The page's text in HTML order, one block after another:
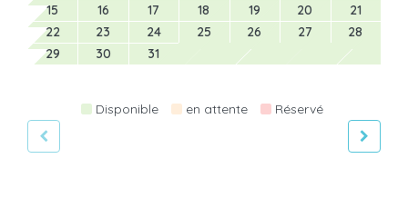
15
16 17 18 19 20
21
22
23 24 25 26 27
28
29
30 31
Disponible en attente Réservé